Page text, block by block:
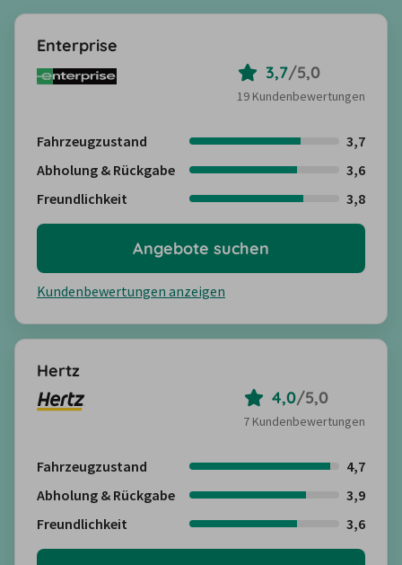
Enterprise
3,7/5,0
19 Kundenbewertungen
Fahrzeugzustand
3,7
Abholung & Rückgabe
3,6
Freundlichkeit
3,8
Kundenbewertungen anzeigen
Angebote suchen
Hertz
4,0/5,0
7 Kundenbewertungen
Fahrzeugzustand
4,7
Abholung & Rückgabe
3,9
Freundlichkeit
3,6